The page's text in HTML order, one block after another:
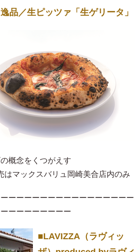
品／生ピッツァ「生ゲリータ」
概念をくつがえす
マックスバリュ岡崎美合店内のみ
ーーーーーーーーーーーーーーーー
ーーーーーーーー
■LAVIZZA（ラヴィッ